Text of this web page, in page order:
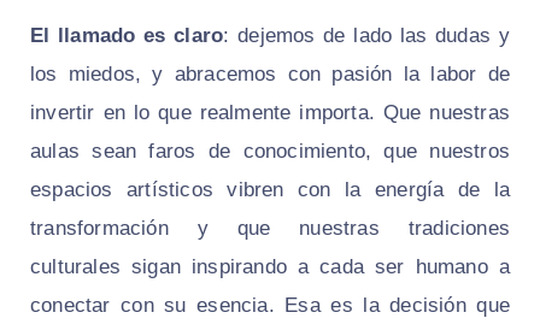
El llamado es claro: dejemos de lado las dudas y
los miedos, y abracemos con pasión la labor de
invertir en lo que realmente importa. Que nuestras
aulas sean faros de conocimiento, que nuestros
espacios artísticos vibren con la energía de la
transformación y que nuestras tradiciones
culturales sigan inspirando a cada ser humano a
conectar con su esencia. Esa es la decisión que